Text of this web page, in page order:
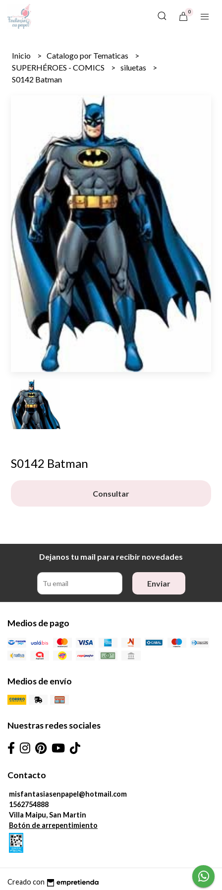
0
Inicio
Catalogo por Tematicas
SUPERHÉROES - COMICS
siluetas
S0142 Batman
S0142 Batman
Consultar
Dejanos tu mail para recibir novedades
Enviar
Medios de pago
Medios de envío
Nuestras redes sociales
Contacto
misfantasiasenpapel@hotmail.com
1562754888
Villa Maipu, San Martin
Botón de arrepentimiento
Creado con